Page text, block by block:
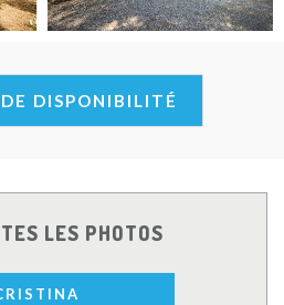
DISPONIBILITÉ
LES PHOTOS